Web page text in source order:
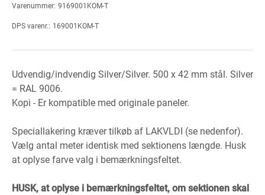
Varenummer: 9169001KOM-T
DPS varenr.: 169001KOM-T
Udvendig/indvendig Silver/Silver. 500 x 42 mm stål. Silver
= RAL 9006.
Kopi - Er kompatible med originale paneler.
Speciallakering kræver tilkøb af LAKVLDI (se nedenfor).
Vælg antal meter identisk med sektionens længde. Husk
at oplyse farve valg i bemærkningsfeltet.
HUSK, at oplyse i bemærkningsfeltet, om sektionen skal